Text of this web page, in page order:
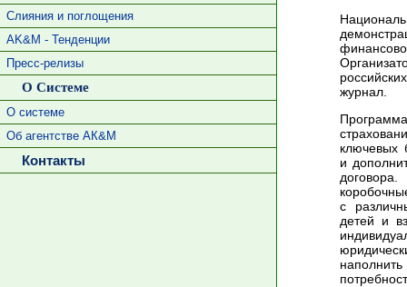
Слияния и поглощения
AK&M - Тенденции
Пресс-релизы
О Системе
О системе
Об агентстве АК&М
Контакты
журнал.
ключевых
и
с
детей и